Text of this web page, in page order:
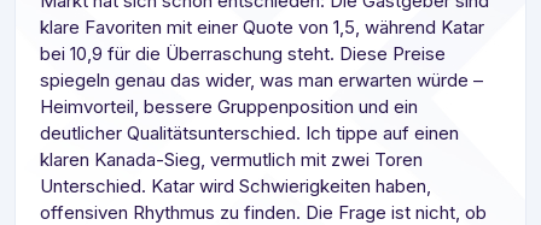
klare Favoriten mit einer Quote von 1,5, während Katar
bei 10,9 für die Überraschung steht. Diese Preise
spiegeln genau das wider, was man erwarten würde –
Heimvorteil, bessere Gruppenposition und ein
deutlicher Qualitätsunterschied. Ich tippe auf einen
klaren Kanada-Sieg, vermutlich mit zwei Toren
Unterschied. Katar wird Schwierigkeiten haben,
offensiven Rhythmus zu finden. Die Frage ist nicht, ob